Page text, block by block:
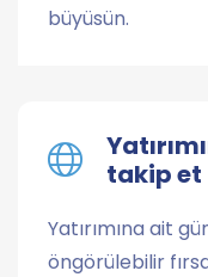
büyüsün.
takip et
Yatırımına ait
öngörülebilir